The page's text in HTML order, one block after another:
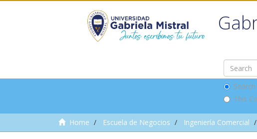
This
Home Escuela de Negocios Ingeniería Comercial